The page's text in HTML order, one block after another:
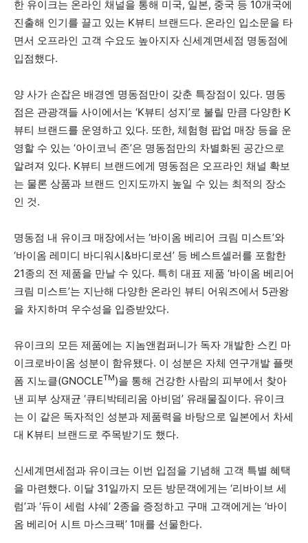
한 유이크는 온라인 채널을 통해 미국, 일본, 중국 등 10개국에
진출해 인기를 끌고 있는 K뷰티 브랜드다. 온라인 입소문을 타
면서 오프라인 고객 수요도 높아지자 신세계면세점 명동점에
입점했다.
양 사가 손잡은 배경엔 명동점만이 갖춘 특장점이 있다. 명동
점은 관광객들 사이에서는 ‘K뷰티 성지’로 불릴 만큼 다양한 K
뷰티 브랜드를 운영하고 있다. 또한, 체험형 팝업 매장 등을 운
영할 수 있는 ‘아이코닉 존’은 명동점만의 차별화된 공간으로
알려져 있다. K뷰티 브랜드에게 명동점은 오프라인 채널 확보
는 물론 상품과 브랜드 인지도까지 높일 수 있는 최적의 장소
인 것.
명동점 내 유이크 매장에서는 ‘바이옴 베리어 크림 미스트’와
‘바이옴 레미디 바디워시&바디로션’ 등 베스트셀러를 포함한
21종의 전 제품을 만날 수 있다. 특히 대표 제품 ‘바이옴 베리어
크림 미스트’는 지난해 다양한 온라인 뷰티 어워즈에서 5관왕
을 차지하며 우수성을 입증받았다.
유이크의 모든 제품에는 지놈앤컴퍼니가 독자 개발한 스킨 마
이크로바이옴 성분이 함유됐다. 이 성분은 자체 연구개발 플랫
폼 지노클(GNOCLETM)을 통해 건강한 사람의 피부에서 찾아
낸 피부 상재균 ‘큐티박테리움 아비덤’ 유래물질이다. 유이크
는 이 같은 독자적인 성분과 제품력을 바탕으로 일본에서 차세
대 K뷰티 브랜드로 주목받기도 했다.
신세계면세점과 유이크는 이번 입점을 기념해 고객 특별 혜택
을 마련했다. 이달 31일까지 모든 방문객에게는 ‘리바이브 세
럼’과 ‘듀이 세럼 샤쉐’ 2종을 증정하고 구매 고객에게는 ‘바이
옴 베리어 시트 마스크팩’ 1매를 선물한다.